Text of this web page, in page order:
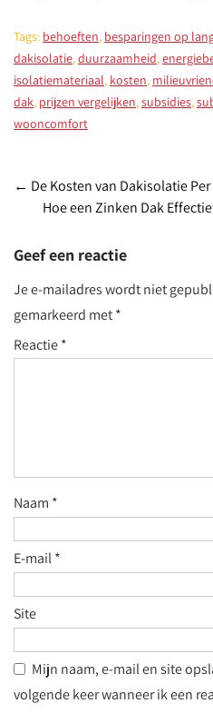
Tags: behoeften, besparingen op
dakisolatie,duurzaamheid,
isolatiemateriaal, kosten,
dak, prijzen vergelijken,subsidies,
wooncomfort
Post
navigation
← De Kosten van Dakisolatie
Hoe een Zinken Dak
Geef een reactie
Je e-mailadres wordt niet
gemarkeerd met*
Reactie*
Naam *
E-mail*
Site
Mijn naam, e-mail en site
volgende keer wanneer ik een